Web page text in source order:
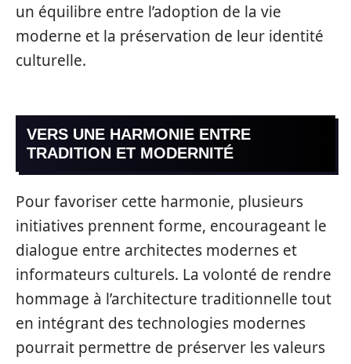
un équilibre entre l’adoption de la vie
moderne et la préservation de leur identité
culturelle.
VERS UNE HARMONIE ENTRE
TRADITION ET MODERNITÉ
Pour favoriser cette harmonie, plusieurs
initiatives prennent forme, encourageant le
dialogue entre architectes modernes et
informateurs culturels. La volonté de rendre
hommage à l’architecture traditionnelle tout
en intégrant des technologies modernes
pourrait permettre de préserver les valeurs